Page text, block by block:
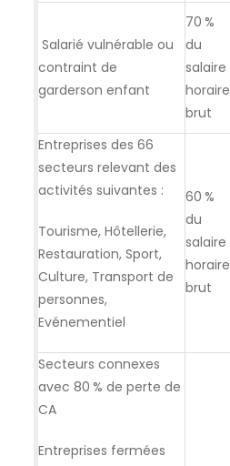
Salarié vulnérable ou
contraint de
garderson enfant
70 %
du
salaire
horaire
brut
Entreprises des 66
secteurs relevant des
activités suivantes :
Tourisme, Hôtellerie,
Restauration, Sport,
Culture, Transport de
personnes,
Evénementiel
60 %
du
salaire
horaire
brut
Secteurs connexes
avec 80 % de perte de
CA
Entreprises fermées